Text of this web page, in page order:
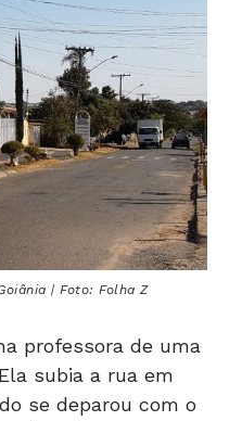
| Foto: Folha Z
professora de uma
subia a rua em
se deparou com o